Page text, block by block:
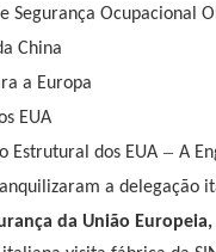
Segurança Ocupacional
China
a Europa
EUA
Estrutural dos EUA – A
a delegação
da União Europeia,